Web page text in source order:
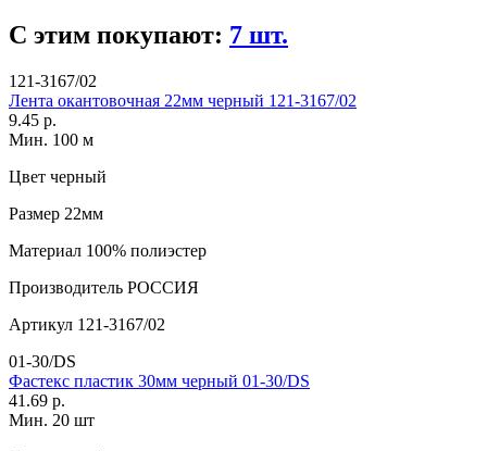
С этим покупают: 7 шт.
121-3167/02
Лента окантовочная 22мм черный 121-3167/02
9.45 р.
Мин. 100 м
Цвет черный
Размер 22мм
Материал 100% полиэстер
Производитель РОССИЯ
Артикул 121-3167/02
01-30/DS
Фастекс пластик 30мм черный 01-30/DS
41.69 р.
Мин. 20 шт